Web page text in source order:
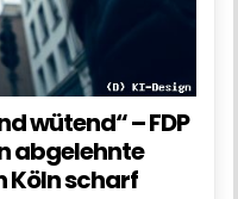
wütend“ – FDP
abgelehnte
Köln scharf